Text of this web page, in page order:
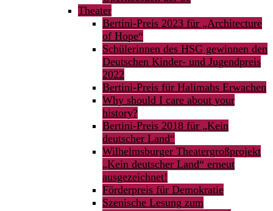
Theater
Bertini-Preis 2023 für „Architecture
of Hope“
Schülerinnen des HSG gewinnen den
Deutschen Kinder- und Jugendpreis
2022
Bertini-Preis für Halimahs Erwachen
Why should I care about your
history?
Bertini-Preis 2018 für „Kein
deutscher Land“
Wilhelmsburger Theatergroßprojekt
„Kein deutscher Land“ erneut
ausgezeichnet!
Förderpreis für Demokratie
Szenische Lesung zum